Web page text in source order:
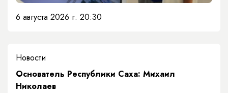
6 августа 2026 г. 20:30
Новости
Основатель Республики Саха: Михаил
Николаев